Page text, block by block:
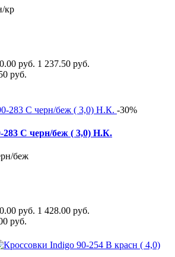
кр
руб. 1 237.50 руб.
руб.
-30%
283 С черн/беж ( 3,0) Н.К.
беж
руб. 1 428.00 руб.
руб.